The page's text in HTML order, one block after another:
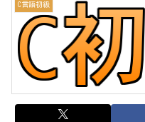
C言語初級